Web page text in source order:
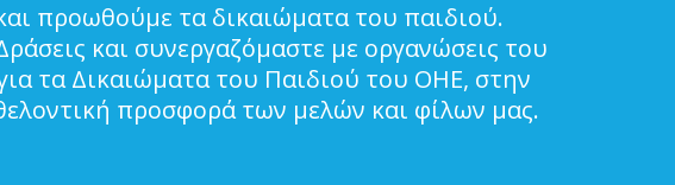
προωθούμε τα δικαιώματα του παιδιού.
και συνεργαζόμαστε με οργανώσεις του
τα Δικαιώματα του Παιδιού του ΟΗΕ, στην
προσφορά των μελών και φίλων μας.